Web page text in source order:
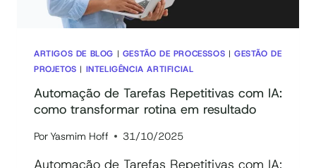
SISTEMA
GARANTE
SEGURANÇA
E
ARTIGOS DE BLOG | GESTÃO DE PROCESSOS |GESTÃO DE
PROJETOS | INTELIGÊNCIA ARTIFICIAL
Automação de Tarefas Repetitivas com IA:
como transformar rotina em resultado
Por Yasmim Hoff 31/10/2025
Automação de Tarefas Repetitivas com IA: